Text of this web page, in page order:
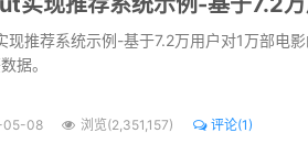
现推荐系统示例-基于7.2万用户对1万部电
据。
08 浏览(2,351,157) 评论(1)